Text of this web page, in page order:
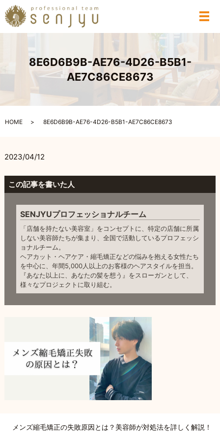
メ
8E6D6B9B-AE76-4D26-B5B1-
AE7C86CE8673
HOME 8E6D6B9B-AE76-4D26-B5B1-AE7C86CE8673
2023/04/12
この記事を書いた人
SENJYUプロフェッショナルチーム
「店舗を持たない美容室」をコンセプトに、特定の店舗に所属
しない美容師たちが集まり、全国で活動しているプロフェッシ
ョナルチーム。
ヘアカット・ヘアケア・縮毛矯正などの悩みを抱える女性たち
を中心に、年間5,000人以上のお客様のヘアスタイルを担当。
『あなた以上に、あなたの髪を想う』をスローガンとして、
様々なプロジェクトに取り組む。
メンズ縮毛矯正の失敗原因とは？美容師が対処法を詳しく解説！